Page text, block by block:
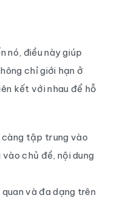
nó, điều này giúp
chỉ giới hạn ở
kết với nhau để hỗ
càng tập trung vào
chủ đề, nội dung
và đa dạng trên